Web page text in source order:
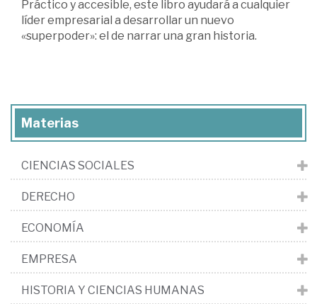
Práctico y accesible, este libro ayudará a cualquier
líder empresarial a desarrollar un nuevo
«superpoder»: el de narrar una gran historia.
Materias
CIENCIAS SOCIALES
DERECHO
ECONOMÍA
EMPRESA
HISTORIA Y CIENCIAS HUMANAS